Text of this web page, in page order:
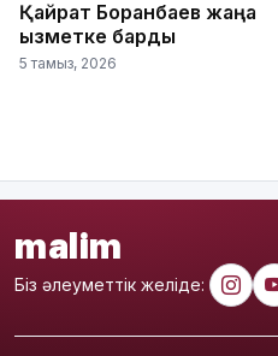
Қайрат Боранбаев жаңа
қызметке барды
5 тамыз, 2026
malim
Біз әлеуметтік желіде: